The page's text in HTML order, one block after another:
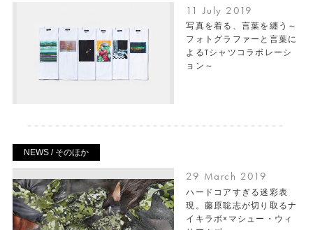
11 July 2019
写真を着る、言葉を纏う～
フォトグラファーと言葉に
よるTシャツコラボレーシ
ョン～
NEWS / そのほか
29 March 2019
ハードコアすぎる迷彩表
現。藤原聡志が切り取るナ
イキラボ×マシュー・ウィ